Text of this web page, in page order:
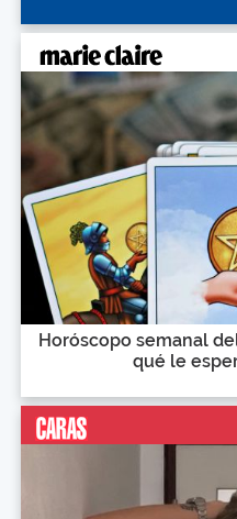
Horóscopo semanal
qué le